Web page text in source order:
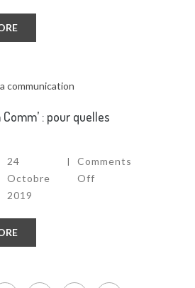
: pour quelles
24
Octobre
2019
Comments
Off